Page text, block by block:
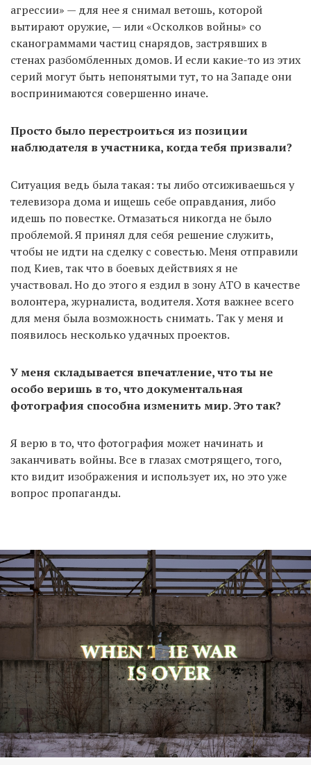
агрессии» — для нее я снимал ветошь, которой
вытирают оружие, — или «Осколков войны» со
сканограммами частиц снарядов, застрявших в
стенах разбомбленных домов. И если какие-то из этих
серий могут быть непонятыми тут, то на Западе они
воспринимаются совершенно иначе.
Просто было перестроиться из позиции
наблюдателя в участника, когда тебя призвали?
Ситуация ведь была такая: ты либо отсиживаешься у
телевизора дома и ищешь себе оправдания, либо
идешь по повестке. Отмазаться никогда не было
проблемой. Я принял для себя решение служить,
чтобы не идти на сделку с совестью. Меня отправили
под Киев, так что в боевых действиях я не
участвовал. Но до этого я ездил в зону АТО в качестве
волонтера, журналиста, водителя. Хотя важнее всего
для меня была возможность снимать. Так у меня и
появилось несколько удачных проектов.
У меня складывается впечатление, что ты не
особо веришь в то, что документальная
фотография способна изменить мир. Это так?
Я верю в то, что фотография может начинать и
заканчивать войны. Все в глазах смотрящего, того,
кто видит изображения и использует их, но это уже
вопрос пропаганды.